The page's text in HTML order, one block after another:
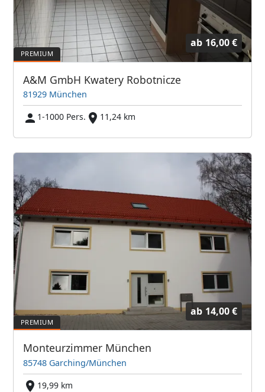
ab 16,00 €
A&M GmbH Kwatery Robotnicze
81929 München
1-1000 Pers.
11,24 km
ab 14,00 €
Monteurzimmer München
85748 Garching/München
19,99 km